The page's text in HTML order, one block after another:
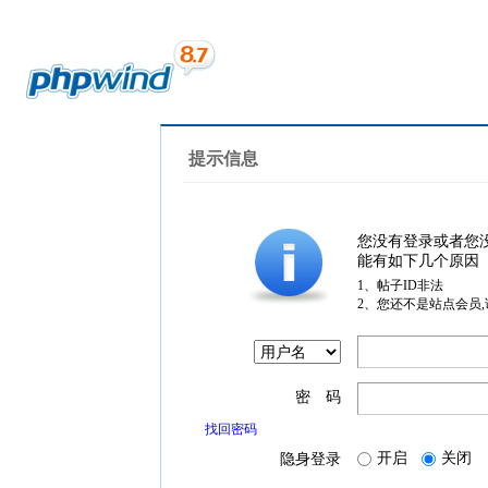
提示信息
您没有登录或者您
能有如下几个原因
1、帖子ID非法
2、您还不是站点会员
密 码
找回密码
隐身登录 开启 关闭